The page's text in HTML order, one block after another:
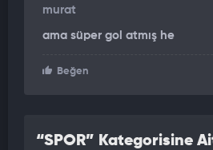
murat
ama süper gol atmış he
Beğen
“SPOR” Kategorisine